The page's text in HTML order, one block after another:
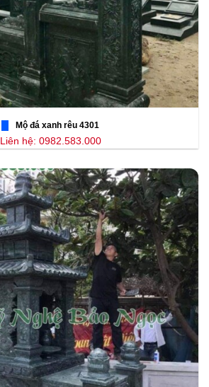
Mộ đá xanh rêu 4301
Liên hệ: 0982.583.000